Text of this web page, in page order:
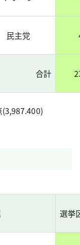
民主党
合計
選挙